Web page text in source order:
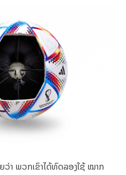
ວ່າ ພວກເຂົາໄດ້ທົດລອງໃຊ້ ໝາກ